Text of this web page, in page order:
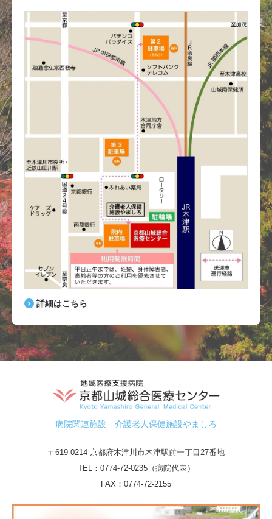
詳細はこちら
病院関連施設 介護老人保健施設やましろ
〒619-0214 京都府木津川市木津駅前一丁目27番地
TEL： 0774-72-0235（病院代表）
FAX：0774-72-2155